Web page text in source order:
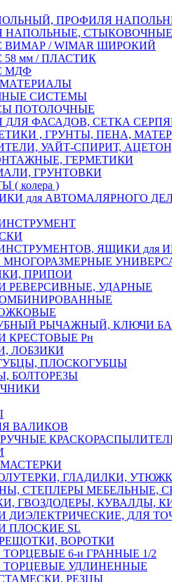
ПРОФИЛЯ
НАПОЛЬНЫЕ, СТЫКОВОЧНЫЕ
ВИМАР / WIMAR ШИРОКИЙ
мм / ПЛАСТИК
МДФ
СИСТЕМЫ
ПОТОЛОЧНЫЕ
ДЛЯ ФАСАДОВ, СЕТКА
, ГРУНТЫ, ПЕНА,
УАЙТ-СПИРИТ,
ГЕРМЕТИКИ
ГРУНТОВКИ
( колера )
для АВТОМАЛЯРНОГО
ЯЩИКИ для
МНОГОРАЗМЕРНЫЕ
ПРИПОИ
РЕВЕРСИВНЫЕ, УДАРНЫЕ
РЫЧАЖНЫЙ, КЛЮЧИ
КРЕСТОВЫЕ Рн
ЛОБЗИКИ
ПЛОСКОГУБЦЫ
БОЛТОРЕЗЫ
ВАЛИКОВ
ГЛАДИЛКИ,
СТЕПЛЕРЫ МЕБЕЛЬНЫЕ,
ГВОЗДОДЕРЫ, КУВАЛДЫ,
ДИЭЛЕКТРИЧЕСКИЕ, ДЛЯ
ПЛОСКИЕ SL
ВОРОТКИ
6-и ГРАННЫЕ 1/2
ТОРЦЕВЫЕ УДЛИНЕННЫЕ
РЕЗЦЫ